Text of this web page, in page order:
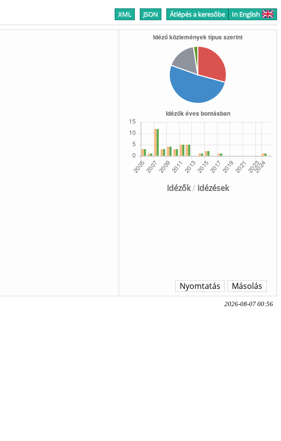
XML JSON Átlépés a keresőbe In English
Idézők/ Idézések
Másolás
Nyomtatás
2026-08-07 00:56